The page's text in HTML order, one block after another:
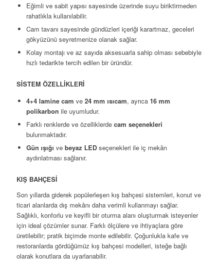
Eğimli ve sabit yapısı sayesinde üzerinde suyu biriktirmeden
rahatlıkla kullanılabilir.
Cam tavanı sayesinde gündüzleri içeriği karartmaz, geceleri
gökyüzünü seyretmenize olanak sağlar.
Kolay montajı ve az sayıda aksesuarla sahip olması sebebiyle
hızlı tedarikte tercih edilen bir üründür.
SİSTEM ÖZELLİKLERİ
4+4 lamine cam ve 24 mm ısıcam, ayrıca 16 mm
polikarbon ile uyumludur.
Farklı renklerde ve özelliklerde cam seçenekleri
bulunmaktadır.
Gün ışığı ve beyaz LEDseçenekleri ile iç mekân
aydınlatması sağlanır.
KIŞ BAHÇESİ
Son yıllarda giderek popülerleşen kış bahçesi sistemleri, konut ve
ticari alanlarda dış mekânı daha verimli kullanmayı sağlar.
Sağlıklı, konforlu ve keyifli bir oturma alanı oluşturmak isteyenler
için ideal çözümler sunar. Farklı ölçülere ve ihtiyaçlara göre
üretilebilir; pratik biçimde monte edilebilir. Çoğunlukla kafe ve
restoranlarda gördüğümüz kış bahçesi modelleri, isteğe bağlı
olarak konutlara da uyarlanabilir.